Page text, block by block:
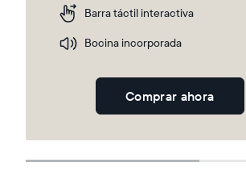
Actual
Elige tu ubicación
Barra táctil interactiva
Bocina incorporada
Comprar ahora